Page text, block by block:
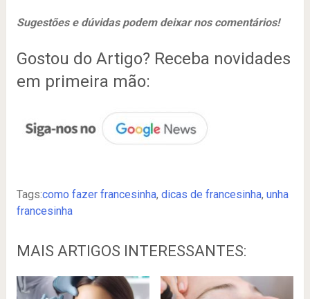
Sugestões e dúvidas podem deixar nos comentários!
Gostou do Artigo? Receba novidades
em primeira mão:
Tags:como fazer francesinha, dicas de francesinha, unha
francesinha
MAIS ARTIGOS INTERESSANTES: